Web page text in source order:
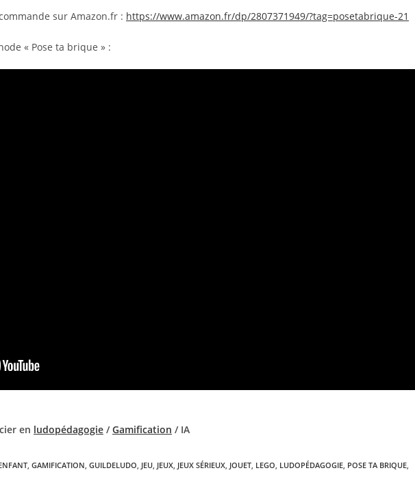
sur Amazon.fr : https://www.amazon.fr/dp/2807371949/?tag=posetabrique-21
« Pose ta brique » :
en ludopédagogie /Gamification / IA
GAMIFICATION GUILDELUDO JEU JEUX JEUX SÉRIEUX JOUET LEGO LUDOPÉDAGOGIE POSE TA BRIQUE